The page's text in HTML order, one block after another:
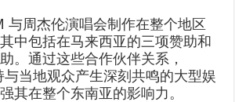
与周杰伦演唱会制作在整个地区
中包括在马来西亚的三项赞助和
。通过这些合作伙伴关系，
当地观众产生深刻共鸣的大型娱
其在整个东南亚的影响力。